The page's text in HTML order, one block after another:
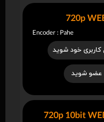
کاربری خود شوید
عضو شوید
720p
Encoder : Pahe
720p 10bit